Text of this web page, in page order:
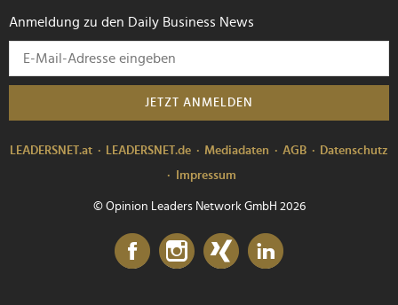
Anmeldung zu den Daily Business News
JETZT ANMELDEN
LEADERSNET.at LEADERSNET.de Mediadaten AGB
Datenschutz
Impressum
© Opinion Leaders Network GmbH 2026